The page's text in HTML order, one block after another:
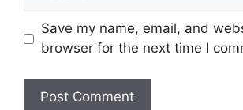
Save my name, email, and
browser for the next time I